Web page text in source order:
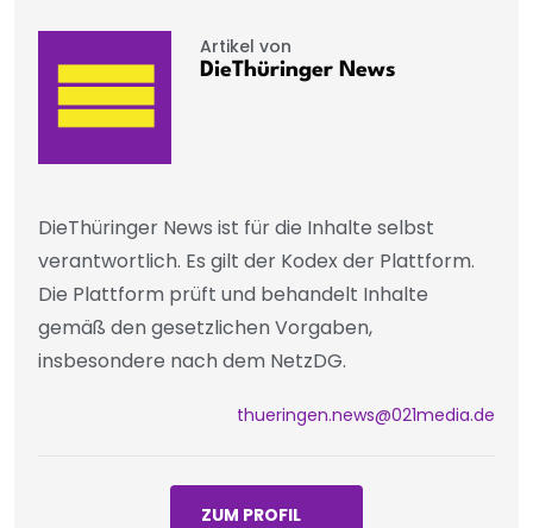
Artikel von
DieThüringer News
DieThüringer News ist für die Inhalte selbst
verantwortlich. Es gilt der Kodex der Plattform.
Die Plattform prüft und behandelt Inhalte
gemäß den gesetzlichen Vorgaben,
insbesondere nach dem NetzDG.
thueringen.news@021media.de
ZUM PROFIL